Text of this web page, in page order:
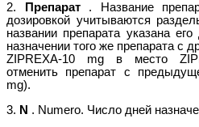
2.
Препарат
. Название
дозировкой учитываются
названии препарата указана
назначении того же препарата с
ZIPREXA-10 mg в место
отменить препарат с
mg).
3. N . Numero. Число дней